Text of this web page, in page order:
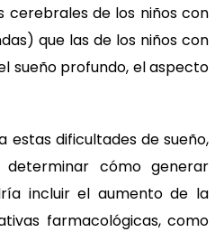
cerebrales de los niños con
que las de los niños con
sueño profundo, el aspecto
estas dificultades de sueño,
determinar cómo generar
incluir el aumento de la
farmacológicas, como